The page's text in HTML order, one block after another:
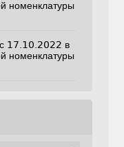
номенклатуры
17.10.2022 в
номенклатуры